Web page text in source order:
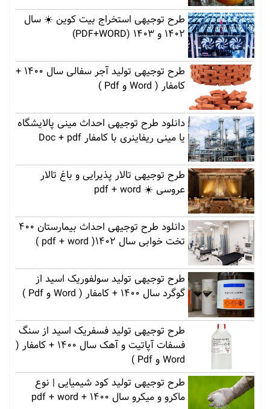
طرح توجیهی استخراج بیت کوین ☀️ سال
1402 و 1403 (PDF+WORD)
طرح توجیهی تولید آجر سفالی سال 1400 +
کامفار ( Word و Pdf )
دانلود طرح توجیهی احداث مینی پالایشگاه
یا مینی ریفاینری با کامفار Doc + pdf
طرح توجیهی تالار پذیرایی و باغ تالار
عروسی ☀️ pdf + word
دانلود طرح توجیهی احداث بیمارستان 400
تخت خوابی سال 1402( pdf + word )
طرح توجیهی تولید سولفوریک اسید از
گوگرد سال 1400 + کامفار ( Word و Pdf )
طرح توجیهی تولید فسفریک اسید از سنگ
فسفات آپاتیت و آهک سال 1400 + کامفار (
Word و Pdf )
طرح توجیهی تولید کود شیمیایی | نوع
ماکرو و میکرو سال 1400 + pdf + word